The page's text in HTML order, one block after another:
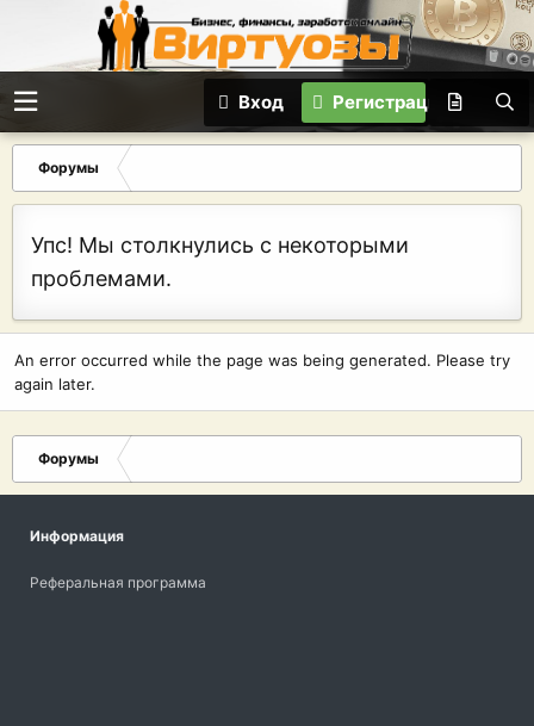
Вход Регистрация
Форумы
Упс! Мы столкнулись с некоторыми
проблемами.
An error occurred while the page was being generated. Please try
again later.
Форумы
Информация
Реферальная программа